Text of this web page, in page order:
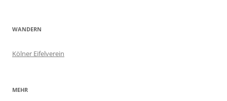
WANDERN
Kölner Eifelverein
MEHR